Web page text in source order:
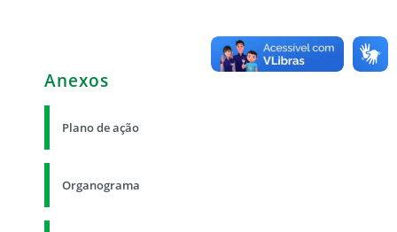
Anexos
Plano de ação
Organograma